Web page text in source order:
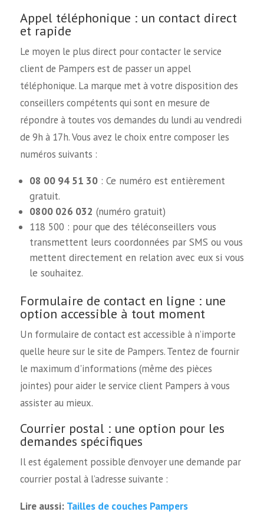
Appel téléphonique : un contact direct
et rapide
Le moyen le plus direct pour contacter le service
client de Pampers est de passer un appel
téléphonique. La marque met à votre disposition des
conseillers compétents qui sont en mesure de
répondre à toutes vos demandes du lundi au vendredi
de 9h à 17h. Vous avez le choix entre composer les
numéros suivants :
08 00 94 51 30 : Ce numéro est entièrement
gratuit.
0800 026 032 (numéro gratuit)
118 500 : pour que des téléconseillers vous
transmettent leurs coordonnées par SMS ou vous
mettent directement en relation avec eux si vous
le souhaitez.
Formulaire de contact en ligne : une
option accessible à tout moment
Un formulaire de contact est accessible à n’importe
quelle heure sur le site de Pampers. Tentez de fournir
le maximum d'informations (même des pièces
jointes) pour aider le service client Pampers à vous
assister au mieux.
Courrier postal : une option pour les
demandes spécifiques
Il est également possible d’envoyer une demande par
courrier postal à l’adresse suivante :
Lire aussi: Tailles de couches Pampers